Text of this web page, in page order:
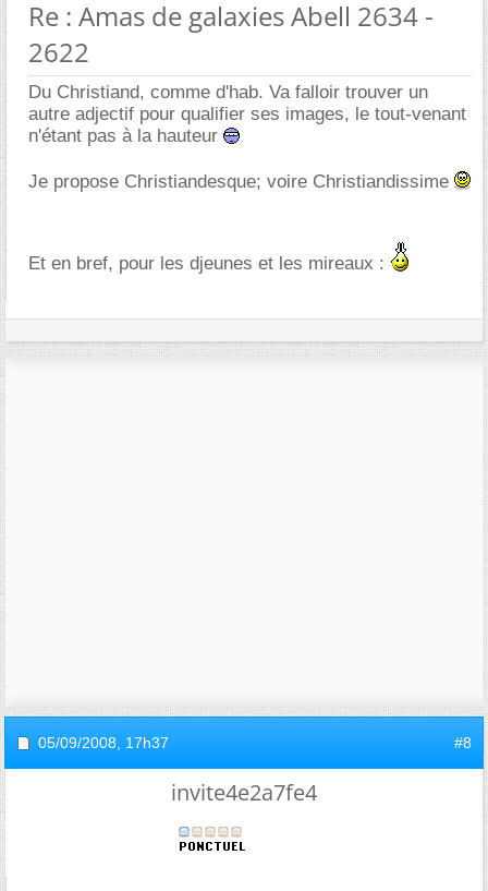
Re : Amas de galaxies Abell 2634 -
2622
Du Christiand, comme d'hab. Va falloir trouver un
autre adjectif pour qualifier ses images, le tout-venant
n'étant pas à la hauteur
Je propose Christiandesque; voire Christiandissime
Et en bref, pour les djeunes et les mireaux :
05/09/2008, 17h37 #8
invite4e2a7fe4